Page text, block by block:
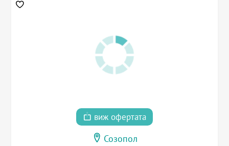
виж офертата
Созопол